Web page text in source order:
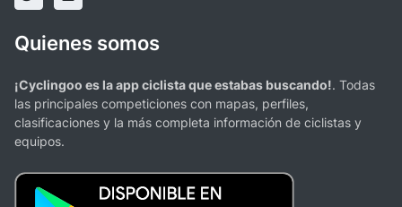
Quienes somos
¡Cyclingoo es la app ciclista que estabas buscando!. Todas
las principales competiciones con mapas, perfiles,
clasificaciones y la más completa información de ciclistas y
equipos.